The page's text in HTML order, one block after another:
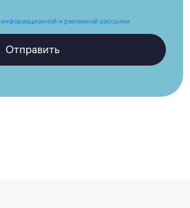
информационной и рекламной рассылки
Отправить